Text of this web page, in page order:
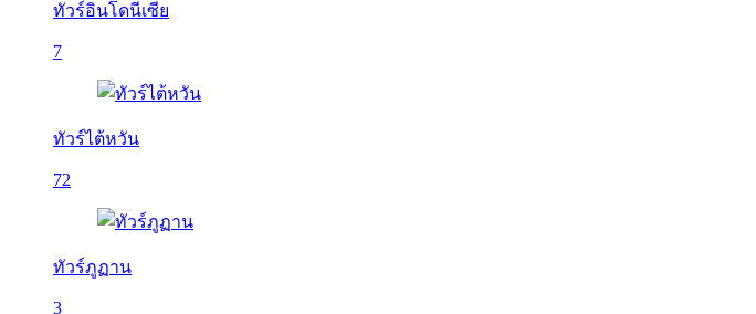
ทัวร์อินโดนีเซีย
7
ทัวร์ไต้หวัน
72
ทัวร์ภูฏาน
3